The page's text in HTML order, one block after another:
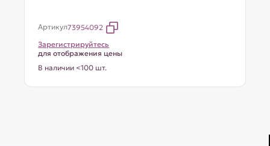
Артикул73954092
Зарегистрируйтесь
для отображения цены
В наличии <100 шт.